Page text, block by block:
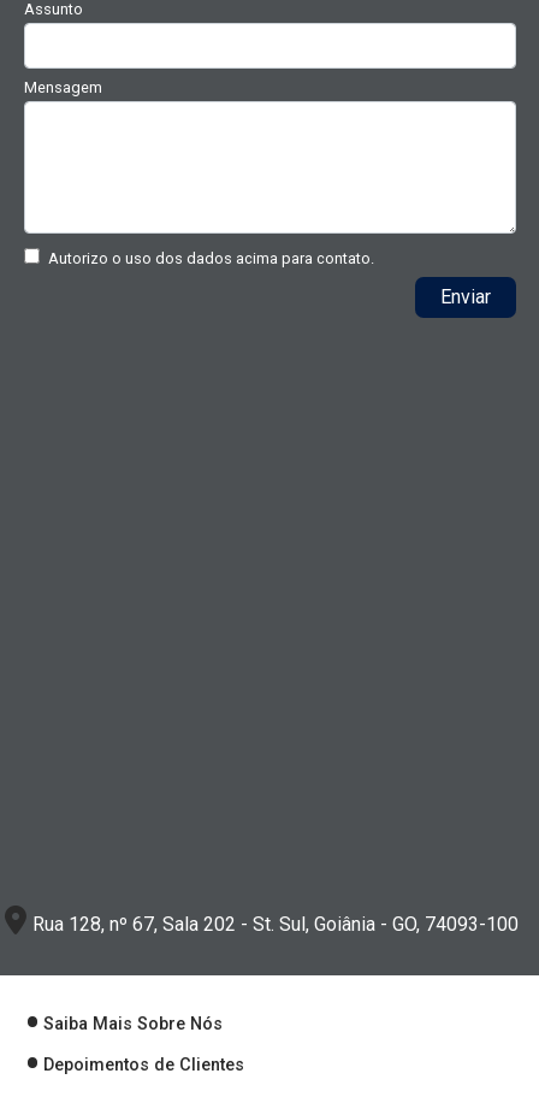
Assunto
Mensagem
Autorizo o uso dos dados acima para contato.
Enviar
Rua 128, nº 67, Sala 202 - St. Sul, Goiânia - GO, 74093-100
Saiba Mais Sobre Nós
Depoimentos de Clientes